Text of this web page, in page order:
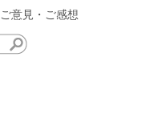
ご意見・ご感想